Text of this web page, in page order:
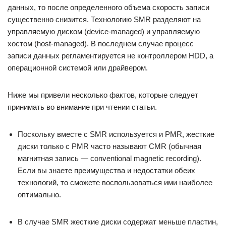
данных, то после определенного объема скорость записи
существенно снизится. Технологию SMR разделяют на
управляемую диском (device-managed) и управляемую
хостом (host-managed). В последнем случае процесс
записи данных регламентируется не контроллером HDD, а
операционной системой или драйвером.
Ниже мы привели несколько фактов, которые следует
принимать во внимание при чтении статьи.
Поскольку вместе с SMR используется и PMR, жесткие
диски только с PMR часто называют CMR (обычная
магнитная запись — conventional magnetic recording).
Если вы знаете преимущества и недостатки обеих
технологий, то сможете воспользоваться ими наиболее
оптимально.
В случае SMR жесткие диски содержат меньше пластин,